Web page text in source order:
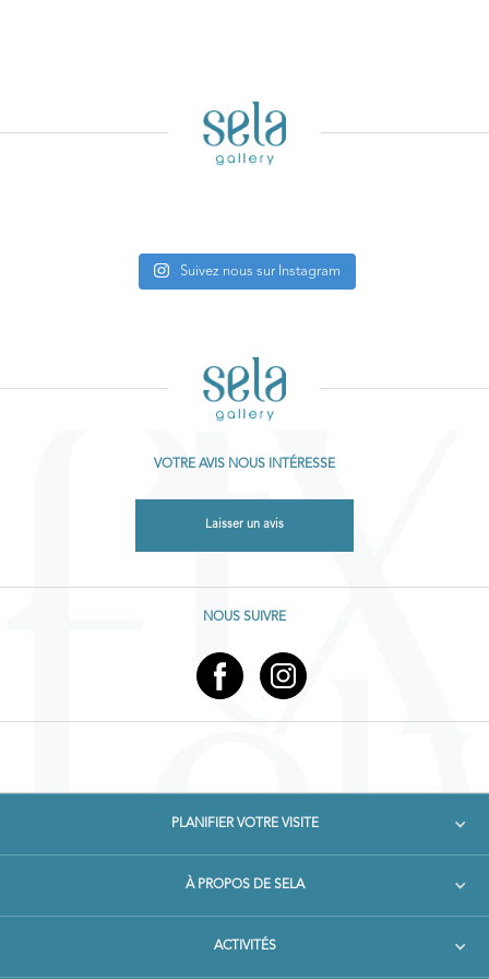
Suivez nous sur Instagram
VOTRE AVIS NOUS INTÉRESSE
Laisser un avis
NOUS SUIVRE
PLANIFIER VOTRE VISITE
À PROPOS DE SELA
ACTIVITÉS